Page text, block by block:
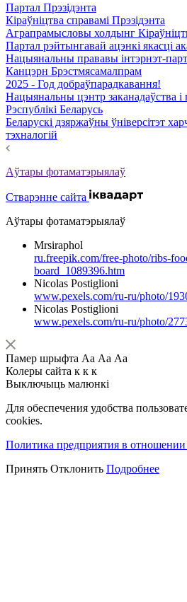
Партал Прэзідэнта
Кіраўніцтва справамі Прэзідэнта
Аграпрамысловы холдынг
Партал рэйтынгавай ацэнкі якасці
Нацыянальны прававы інтэрнэт-
Канцэрн Брэстмясамалпрам
2025 - Год добраўпарадкавання!
Нацыянальны цэнтр заканадаўства і
Рэспублікі Беларусь
Беларускі дзяржаўны ўніверсітэт
тэхналогій
Аўтары фотаматэрыялаў
Стварэнне сайта
Аўтары фотаматэрыялаў
Mrsiraphol
ru.freepik.com/free-photo/ribs-
board_1089396.htm
Nicolas Postiglioni
www.pexels.com/ru-ru/photo/
Nicolas Postiglioni
www.pexels.com/ru-ru/photo/
Памер шрыфта Аа Аа Аа
Колеры сайта к к к
Выключыць малюнкі
Для обеспечения удобства
cookies.
Политика предприятия в
Принять Отклонить Подробнее